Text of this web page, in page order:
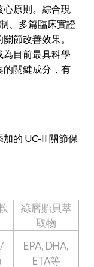
原則。綜合現
、多篇臨床實證
節改善效果。
為目前最具科學
的關鍵成分，有
的 UC-II 關節保
綠唇貽貝萃
取物
/
EPA, DHA,
ETA等